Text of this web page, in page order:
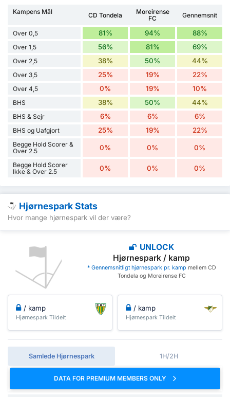
Kampens Mål CD Tondela
Moreirense
FC
Gennemsnit
Over 0,5 81% 94% 88%
Over 1,5 56% 81% 69%
Over 2,5 38% 50% 44%
Over 3,5 25% 19% 22%
Over 4,5 0% 19% 10%
BHS 38% 50% 44%
BHS & Sejr 6% 6% 6%
BHS og Uafgjort 25% 19% 22%
Begge Hold Scorer &
Over 2.5
0% 0% 0%
Begge Hold Scorer
Ikke & Over 2.5
0% 0% 0%
Hjørnespark Stats
Hvor mange hjørnespark vil der være?
UNLOCK
Hjørnespark / kamp
* Gennemsnitligt hjørnespark pr. kamp mellem CD
Tondela og Moreirense FC
/ kamp
Hjørnespark Tildelt
/ kamp
Hjørnespark Tildelt
Samlede Hjørnespark 1H/2H
DATA FOR PREMIUM MEMBERS ONLY